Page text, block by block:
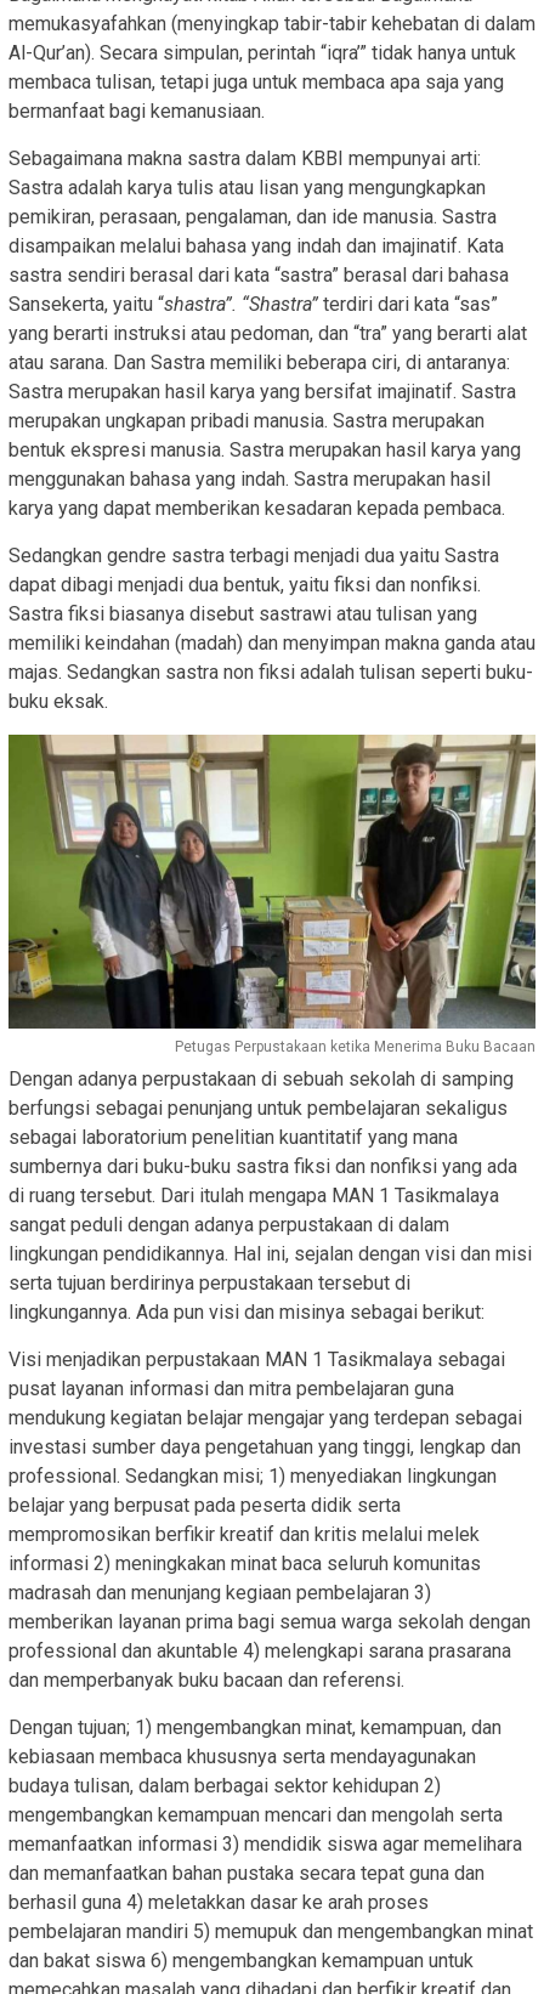
memukasyafahkan (menyingkap tabir-tabir kehebatan di dalam
Al-Qur’an). Secara simpulan, perintah “iqra’” tidak hanya untuk
membaca tulisan, tetapi juga untuk membaca apa saja yang
bermanfaat bagi kemanusiaan.
Sebagaimana makna sastra dalam KBBI mempunyai arti:
Sastra adalah karya tulis atau lisan yang mengungkapkan
pemikiran, perasaan, pengalaman, dan ide manusia. Sastra
disampaikan melalui bahasa yang indah dan imajinatif. Kata
sastra sendiri berasal dari kata “sastra” berasal dari bahasa
Sansekerta, yaitu “shastra”. “Shastra” terdiri dari kata “sas”
yang berarti instruksi atau pedoman, dan “tra” yang berarti alat
atau sarana. Dan Sastra memiliki beberapa ciri, di antaranya:
Sastra merupakan hasil karya yang bersifat imajinatif. Sastra
merupakan ungkapan pribadi manusia. Sastra merupakan
bentuk ekspresi manusia. Sastra merupakan hasil karya yang
menggunakan bahasa yang indah. Sastra merupakan hasil
karya yang dapat memberikan kesadaran kepada pembaca.
Sedangkan gendre sastra terbagi menjadi dua yaitu Sastra
dapat dibagi menjadi dua bentuk, yaitu fiksi dan nonfiksi.
Sastra fiksi biasanya disebut sastrawi atau tulisan yang
memiliki keindahan (madah) dan menyimpan makna ganda atau
majas. Sedangkan sastra non fiksi adalah tulisan seperti buku-
buku eksak.
Petugas Perpustakaan ketika Menerima Buku Bacaan
Dengan adanya perpustakaan di sebuah sekolah di samping
berfungsi sebagai penunjang untuk pembelajaran sekaligus
sebagai laboratorium penelitian kuantitatif yang mana
sumbernya dari buku-buku sastra fiksi dan nonfiksi yang ada
di ruang tersebut. Dari itulah mengapa MAN 1 Tasikmalaya
sangat peduli dengan adanya perpustakaan di dalam
lingkungan pendidikannya. Hal ini, sejalan dengan visi dan misi
serta tujuan berdirinya perpustakaan tersebut di
lingkungannya. Ada pun visi dan misinya sebagai berikut:
Visi menjadikan perpustakaan MAN 1 Tasikmalaya sebagai
pusat layanan informasi dan mitra pembelajaran guna
mendukung kegiatan belajar mengajar yang terdepan sebagai
investasi sumber daya pengetahuan yang tinggi, lengkap dan
professional. Sedangkan misi; 1) menyediakan lingkungan
belajar yang berpusat pada peserta didik serta
mempromosikan berfikir kreatif dan kritis melalui melek
informasi 2) meningkakan minat baca seluruh komunitas
madrasah dan menunjang kegiaan pembelajaran 3)
memberikan layanan prima bagi semua warga sekolah dengan
professional dan akuntable 4) melengkapi sarana prasarana
dan memperbanyak buku bacaan dan referensi.
Dengan tujuan; 1) mengembangkan minat, kemampuan, dan
kebiasaan membaca khususnya serta mendayagunakan
budaya tulisan, dalam berbagai sektor kehidupan 2)
mengembangkan kemampuan mencari dan mengolah serta
memanfaatkan informasi 3) mendidik siswa agar memelihara
dan memanfaatkan bahan pustaka secara tepat guna dan
berhasil guna 4) meletakkan dasar ke arah proses
pembelajaran mandiri 5) memupuk dan mengembangkan minat
dan bakat siswa 6) mengembangkan kemampuan untuk